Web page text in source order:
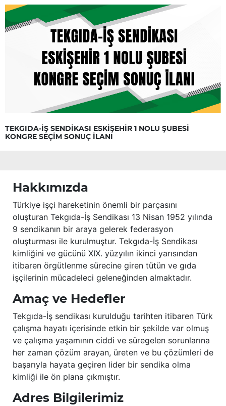
TEKGIDA-İŞ SENDİKASI ESKİŞEHİR 1 NOLU ŞUBESİ
KONGRE SEÇİM SONUÇ İLANI
Hakkımızda
Türkiye işçi hareketinin önemli bir parçasını
oluşturan Tekgıda-İş Sendikası 13 Nisan 1952 yılında
9 sendikanın bir araya gelerek federasyon
oluşturması ile kurulmuştur. Tekgıda-İş Sendikası
kimliğini ve gücünü XIX. yüzyılın ikinci yarısından
itibaren örgütlenme sürecine giren tütün ve gıda
işçilerinin mücadeleci geleneğinden almaktadır.
Amaç ve Hedefler
Tekgıda-İş sendikası kurulduğu tarihten itibaren Türk
çalışma hayatı içerisinde etkin bir şekilde var olmuş
ve çalışma yaşamının ciddi ve süregelen sorunlarına
her zaman çözüm arayan, üreten ve bu çözümleri de
başarıyla hayata geçiren lider bir sendika olma
kimliği ile ön plana çıkmıştır.
Adres Bilgilerimiz